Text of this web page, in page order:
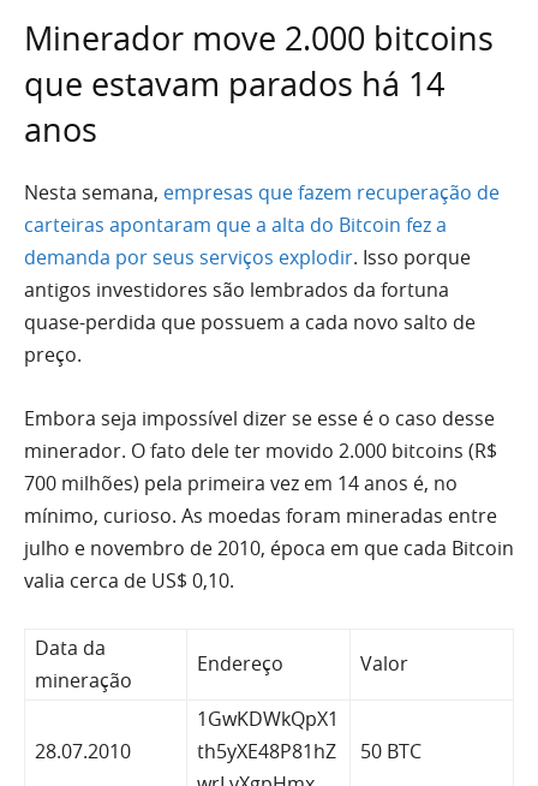
Minerador move 2.000 bitcoins
que estavam parados há 14
anos
Nesta semana, empresas que fazem recuperação de
carteiras apontaram que a alta do Bitcoin fez a
demanda por seus serviços explodir. Isso porque
antigos investidores são lembrados da fortuna
quase-perdida que possuem a cada novo salto de
preço.
Embora seja impossível dizer se esse é o caso desse
minerador. O fato dele ter movido 2.000 bitcoins (R$
700 milhões) pela primeira vez em 14 anos é, no
mínimo, curioso. As moedas foram mineradas entre
julho e novembro de 2010, época em que cada Bitcoin
valia cerca de US$ 0,10.
Data da
mineração
Endereço Valor
28.07.2010
1GwKDWkQpX1
th5yXE48P81hZ
50 BTC